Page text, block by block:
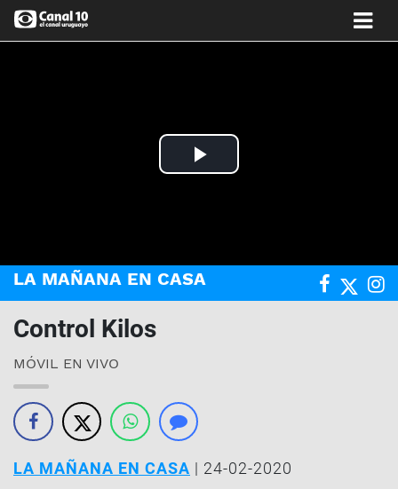
Play
LA MAÑANA EN CASA
Control Kilos
MÓVIL EN VIVO
LA MAÑANA EN CASA | 24-02-2020